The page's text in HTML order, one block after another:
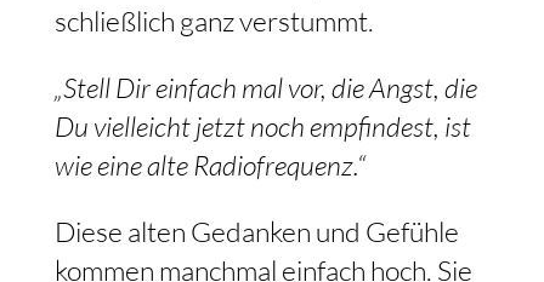
schließlich ganz verstummt.
„Stell Dir einfach mal vor, die Angst, die
Du vielleicht jetzt noch empfindest, ist
wie eine alte Radiofrequenz.“
Diese alten Gedanken und Gefühle
kommen manchmal einfach hoch. Sie